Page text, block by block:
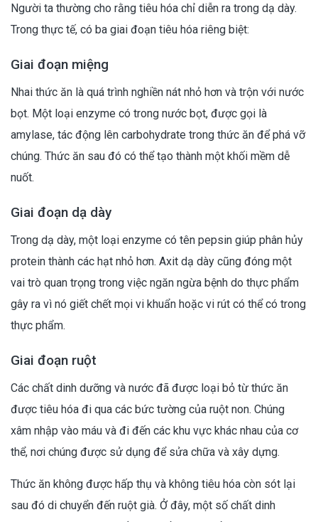
Người ta thường cho rằng tiêu hóa chỉ diễn ra trong dạ dày.
Trong thực tế, có ba giai đoạn tiêu hóa riêng biệt:
Giai đoạn miệng
Nhai thức ăn là quá trình nghiền nát nhỏ hơn và trộn với nước
bọt. Một loại enzyme có trong nước bọt, được gọi là
amylase, tác động lên carbohydrate trong thức ăn để phá vỡ
chúng. Thức ăn sau đó có thể tạo thành một khối mềm dễ
nuốt.
Giai đoạn dạ dày
Trong dạ dày, một loại enzyme có tên pepsin giúp phân hủy
protein thành các hạt nhỏ hơn. Axit dạ dày cũng đóng một
vai trò quan trọng trong việc ngăn ngừa bệnh do thực phẩm
gây ra vì nó giết chết mọi vi khuẩn hoặc vi rút có thể có trong
thực phẩm.
Giai đoạn ruột
Các chất dinh dưỡng và nước đã được loại bỏ từ thức ăn
được tiêu hóa đi qua các bức tường của ruột non. Chúng
xâm nhập vào máu và đi đến các khu vực khác nhau của cơ
thể, nơi chúng được sử dụng để sửa chữa và xây dựng.
Thức ăn không được hấp thụ và không tiêu hóa còn sót lại
sau đó di chuyển đến ruột già. Ở đây, một số chất dinh